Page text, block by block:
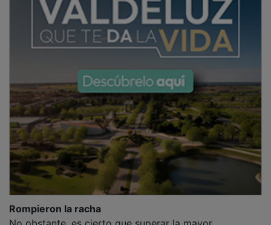
No obstante, es cierto que superar la mayor